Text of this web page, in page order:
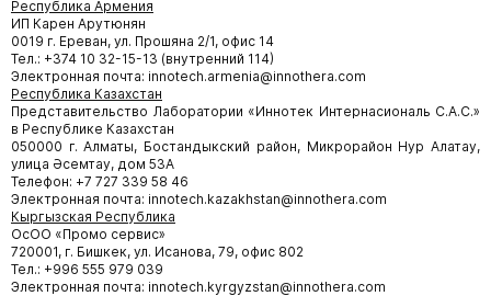
Республика Армения
ИП Карен Арутюнян
0019 г. Ереван, ул. Прошяна 2/1, офис 14
Тел.: +374 10 32-15-13 (внутренний 114)
Электронная почта: innotech.armenia@innothera.com
Республика Казахстан
Представительство Лаборатории «Иннотек Интернасиональ C.А.С.»
в Республике Казахстан
050000 г. Алматы, Бостандыкский район, Микрорайон Нур Алатау,
улица Әсемтау, дом 53А
Телефон: +7 727 339 58 46
Электронная почта: innotech.kazakhstan@innothera.com
Кыргызская Республика
ОсОО «Промо сервис»
720001, г. Бишкек, ул. Исанова, 79, офис 802
Тел.: +996 555 979 039
Электронная почта: innotech.kyrgyzstan@innothera.com